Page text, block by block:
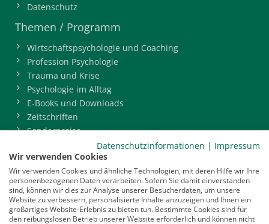
Datenschutz
Themen / Programm
Wirtschaftspsychologie und Coaching
Profession Psychologie
Trauma und Krise
Psychologie im Alltag
E-Books und Downloads
Zeitschriften
Sonderpreise
BDP-Mitgliederbereich
Service
Newsletter
Mediadaten
Infocenter
Datenschutzinformationen | Impressum
Wir verwenden Cookies
Wir verwenden Cookies und ähnliche Technologien, mit deren Hilfe wir Ihre
personenbezogenen Daten verarbeiten. Sofern Sie damit einverstanden
sind, können wir dies zur Analyse unserer Besucherdaten, um unsere
Website zu verbessern, personalisierte Inhalte anzuzeigen und Ihnen ein
großartiges Website-Erlebnis zu bieten tun. Bestimmte Cookies sind für
den reibungslosen Betrieb unserer Website erforderlich und können nicht